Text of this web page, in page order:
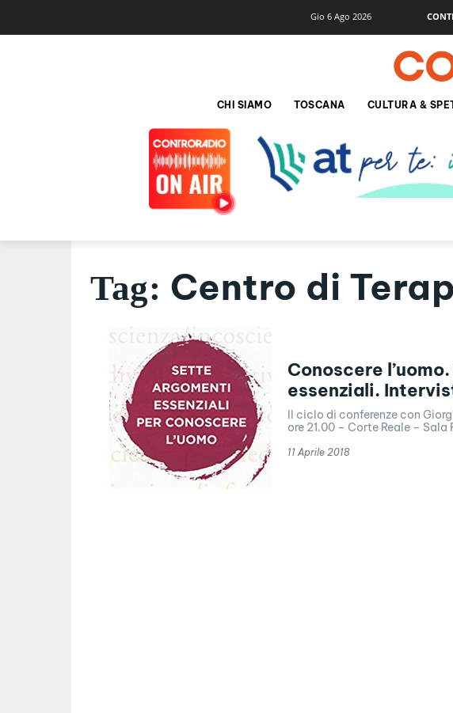
Gio 6 Ago 2026
CHI SIAMO TOSCANA CULTURA &
Tag: Centro di
Conoscere
essenziali.
Il ciclo di conferenze con
ore 21.00 – Corte Reale –
11 Aprile 2018